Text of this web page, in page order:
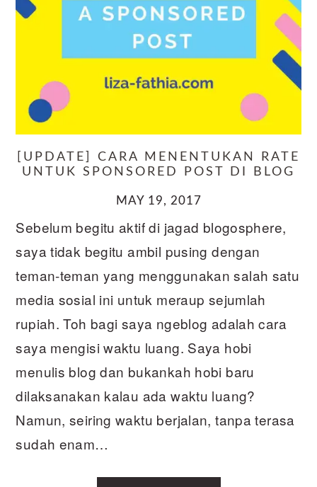
[UPDATE] CARA MENENTUKAN RATE
UNTUK SPONSORED POST DI BLOG
MAY 19, 2017
Sebelum begitu aktif di jagad blogosphere,
saya tidak begitu ambil pusing dengan
teman-teman yang menggunakan salah satu
media sosial ini untuk meraup sejumlah
rupiah. Toh bagi saya ngeblog adalah cara
saya mengisi waktu luang. Saya hobi
menulis blog dan bukankah hobi baru
dilaksanakan kalau ada waktu luang?
Namun, seiring waktu berjalan, tanpa terasa
sudah enam…